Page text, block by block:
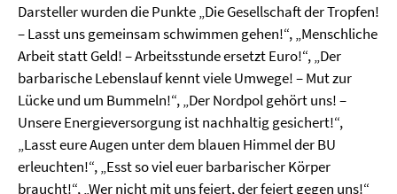
Darsteller wurden die Punkte „Die Gesellschaft der Tropfen!
– Lasst uns gemeinsam schwimmen gehen!“, „Menschliche
Arbeit statt Geld! – Arbeitsstunde ersetzt Euro!“, „Der
barbarische Lebenslauf kennt viele Umwege! – Mut zur
Lücke und um Bummeln!“, „Der Nordpol gehört uns! –
Unsere Energieversorgung ist nachhaltig gesichert!“,
„Lasst eure Augen unter dem blauen Himmel der BU
erleuchten!“, „Esst so viel euer barbarischer Körper
braucht!“, „Wer nicht mit uns feiert, der feiert gegen uns!“